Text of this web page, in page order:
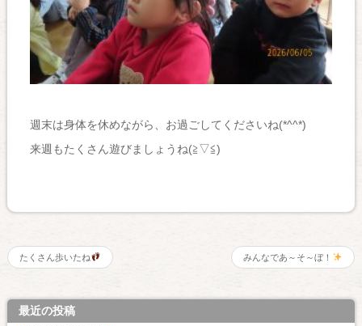
週末は身体を休めながら、お過ごしてくださいね(*^^*)
来週もたくさん遊びましょうね(≧▽≦)
たくさん歩いたね みんなであ～そ～ぼ！
最近の投稿